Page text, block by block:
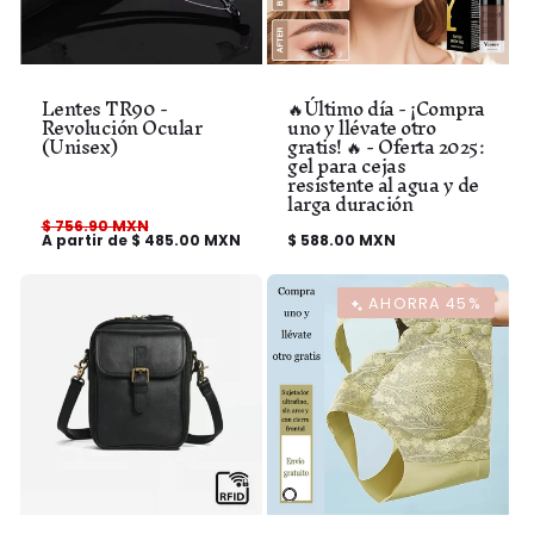
Lentes TR90 -
Revolución Ocular
(Unisex)
Precio
habitual
$ 756.90 MXN
de
A partir de $ 485.00 MXN
🔥Último día - ¡Compra
uno y llévate otro
gratis! 🔥 - Oferta 2025:
gel para cejas
resistente al agua y de
larga duración
Precio
$ 588.00 MXN
AHORRA 45%
Variante
Variante